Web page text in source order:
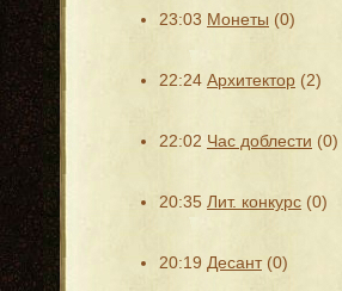
23:03 Монеты (0)
22:24 Архитектор (2)
22:02 Час доблести (0)
20:35 Лит. конкурс (0)
20:19 Десант (0)